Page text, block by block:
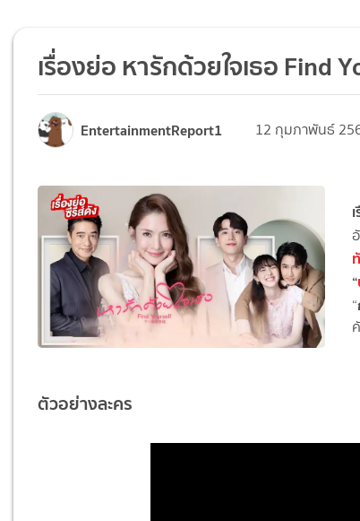
เรื่องย่อ หารักด้วยใจเธอ Find
EntertainmentReport1 12 กุมภาพันธ์
“
“
ตัวอย่างละคร